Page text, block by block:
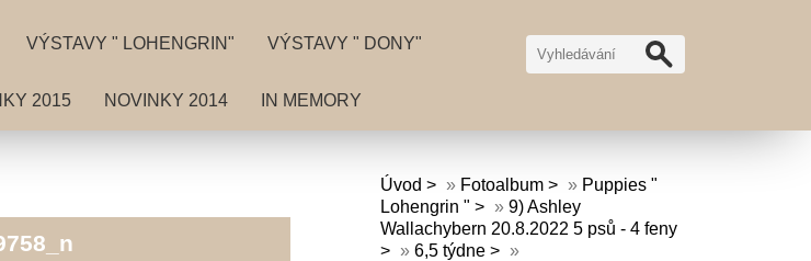
VÝSTAVY " LOHENGRIN" VÝSTAVY " DONY"
2015 NOVINKY 2014 IN MEMORY
Úvod » Fotoalbum » Puppies "
Lohengrin "
» 9) Ashley
Wallachybern 20.8.2022 5 psů - 4 feny
» 6,5 týdne
»